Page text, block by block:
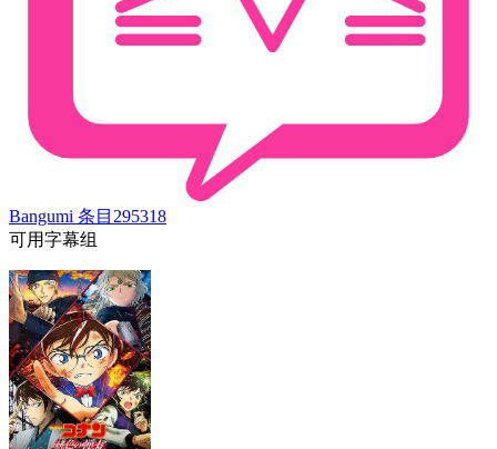
Bangumi 条目 295318
可用字幕组